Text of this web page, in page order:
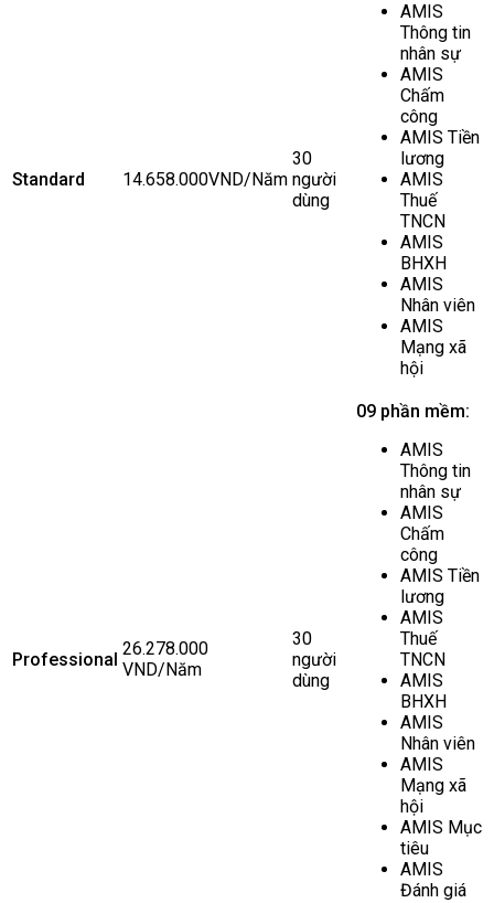
Standard 14.658.000VND/Năm
30
người
dùng
AMIS
Thông tin
nhân sự
AMIS
Chấm
công
AMIS Tiền
lương
AMIS
Thuế
TNCN
AMIS
BHXH
AMIS
Nhân viên
AMIS
Mạng xã
hội
Professional
26.278.000
VND/Năm
30
người
dùng
09 phần mềm:
AMIS
Thông tin
nhân sự
AMIS
Chấm
công
AMIS Tiền
lương
AMIS
Thuế
TNCN
AMIS
BHXH
AMIS
Nhân viên
AMIS
Mạng xã
hội
AMIS Mục
tiêu
AMIS
Đánh giá